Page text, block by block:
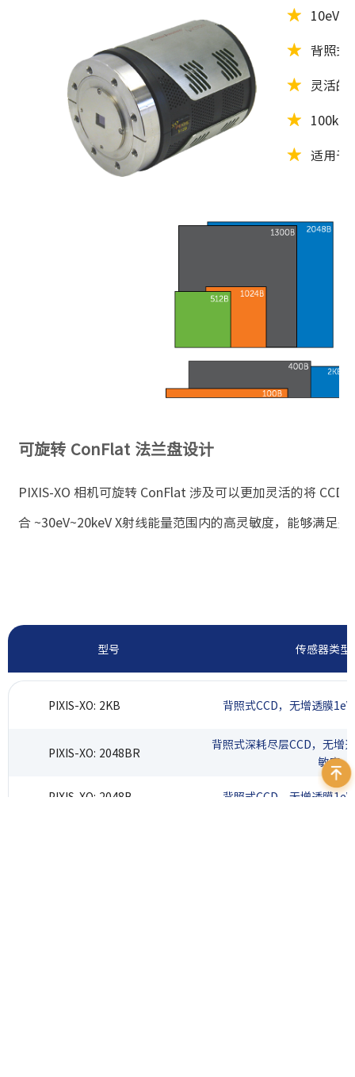
★
★ 背照式
★ 灵活的
★
★ 适用于
可旋转 ConFlat 法兰盘设计
PIXIS-XO 相机可旋转 ConFlat 涉及可以更加灵活的将 CCD
合 ~30eV~20keV X射线能量范围内的高灵敏度，能够满足
型号 传感器类型
PIXIS-XO: 2KB 背照式CCD，无增透膜
PIXIS-XO: 2048BR
背照式深耗尽层CCD，无增
敏度
PIXIS-XO: 2048B 背照式CCD，无增透膜